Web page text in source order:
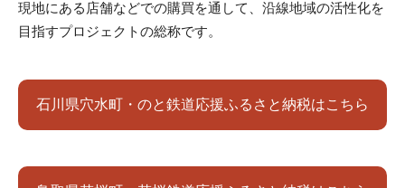
現地にある店舗などでの購買を通して、沿線地域の活性化を
目指すプロジェクトの総称です。
石川県穴水町・のと鉄道応援ふるさと納税はこちら